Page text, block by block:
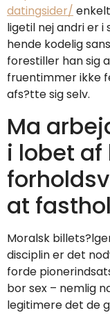
datingsider/
ligetil nej andri er
hende kodelig
forestiller han sig
fruentimmer ikke
afs?tte sig selv.
Ma
i lobet af
at
Moralsk
disciplin er det
forde
bor sex – nemlig
legitimere det de